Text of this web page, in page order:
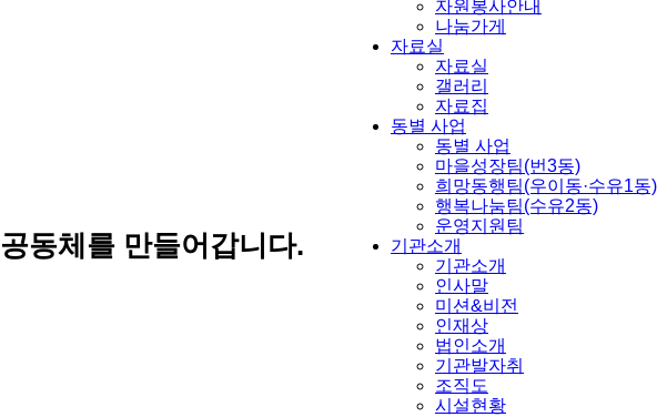
자원봉사안내
나눔가게
자료실
자료실
갤러리
자료집
동별 사업
동별 사업
마을성장팀(번3동)
희망동행팀(우이동·수유1동)
행복나눔팀(수유2동)
운영지원팀
기관소개
기관소개
인사말
미션&비전
인재상
법인소개
기관발자취
조직도
시설현황
동체를 만들어갑니다.